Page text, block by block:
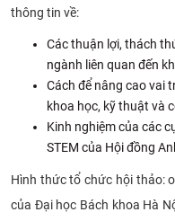
thông tin về:
Các thuận lợi, thách
ngành liên quan đến
Cách để nâng cao vai
khoa học, kỹ thuật và
Kinh nghiệm của các
STEM của Hội đồng
Hình thức tổ chức hội thảo:
của Đại học Bách khoa Hà